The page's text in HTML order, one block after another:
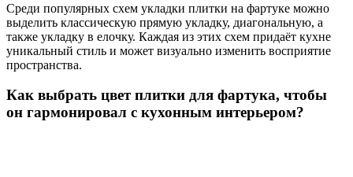
Среди популярных схем укладки плитки на фартуке можно
выделить классическую прямую укладку, диагональную, а
также укладку в елочку. Каждая из этих схем придаёт кухне
уникальный стиль и может визуально изменить восприятие
пространства.
Как выбрать цвет плитки для фартука, чтобы
он гармонировал с кухонным интерьером?